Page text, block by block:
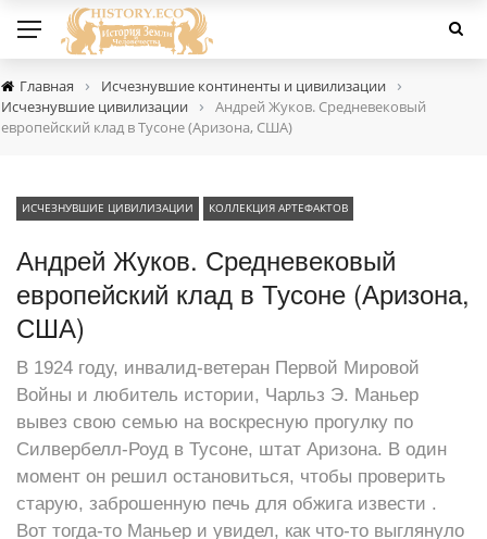
Главная › Исчезнувшие континенты и цивилизации ›
Исчезнувшие цивилизации ›
Андрей Жуков. Средневековый
европейский клад в Тусоне (Аризона, США)
ИСЧЕЗНУВШИЕ ЦИВИЛИЗАЦИИ КОЛЛЕКЦИЯ АРТЕФАКТОВ
Андрей Жуков. Средневековый
европейский клад в Тусоне (Аризона,
США)
В 1924 году, инвалид-ветеран Первой Мировой
Войны и любитель истории, Чарльз Э. Маньер
вывез свою семью на воскресную прогулку по
Силвербелл-Роуд в Тусоне, штат Аризона. В один
момент он решил остановиться, чтобы проверить
старую, заброшенную печь для обжига извести .
Вот тогда-то Маньер и увидел, как что-то выглянуло